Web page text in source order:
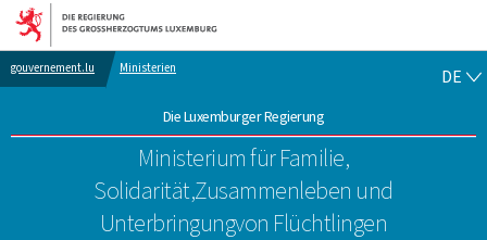
Zur Hauptnavigation
Zum Inhalt
gouvernement.lu Ministerien
Die Luxemburger Regierung
Ministerium für Familie,
Solidarität,Zusammenleben und
Unterbringungvon Flüchtlingen
DE